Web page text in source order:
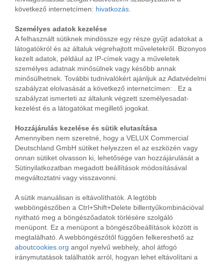
következő internetcímen: hivatkozás
Személyes adatok kezelése
A felhasznált sütiknek mindössze egy része gyűjt adatokat a
látogatókról és az általuk végrehajtott műveletekről. Bizonyos
kezelt adatok, például az IP-címek vagy a műveletek
személyes adatnak minősülnek vagy később annak
minősülhetnek. További tudnivalókért ajánljuk az Adatvédelmi
szabályzat elolvasását a következő internetcímen:
. Ez a
szabályzat ismerteti az általunk végzett személyesadat-
kezelést és a látogatókat megillető jogokat.
Hozzájárulás kezelése és sütik elutasítása
Amennyiben nem szeretné, hogy a VELUX Commercial
Deutschland GmbH sütiket helyezzen el az eszközén vagy
onnan sütiket olvasson ki, lehetősége van hozzájárulását a
Sütinyilatkozatban megadott beállítások módosításával
megváltoztatni vagy visszavonni.
A sütik manuálisan is eltávolíthatók. A legtöbb
webböngészőben a Ctrl+Shift+Delete billentyűkombinációval
nyitható meg a böngészőadatok törlésére szolgáló
menüpont. Ez a menüpont a böngészőbeállítások között is
megtalálható. A webböngészőtől függően felkereshető az
aboutcookies.org angol nyelvű webhely, ahol átfogó
iránymutatások találhatók arról, hogyan lehet eltávolítani a